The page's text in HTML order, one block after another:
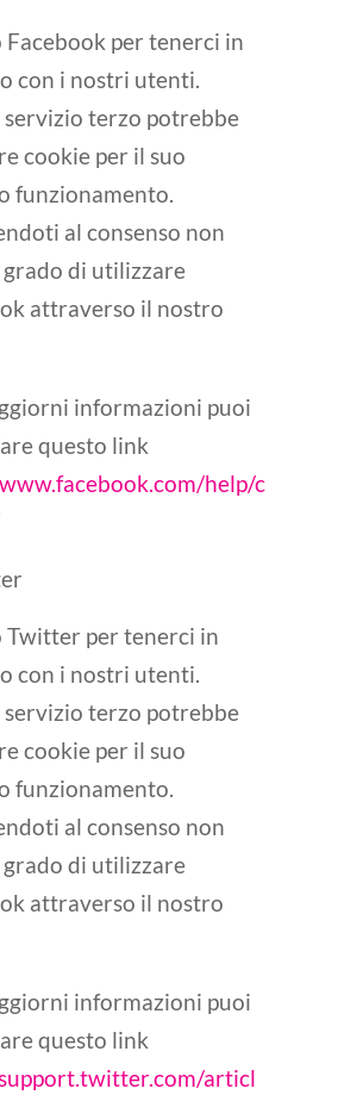
Facebook per tenerci in
con i nostri utenti.
servizio terzo potrebbe
cookie per il suo
funzionamento.
al consenso non
di utilizzare
attraverso il nostro
informazioni puoi
questo link
help/c
Twitter per tenerci in
con i nostri utenti.
servizio terzo potrebbe
cookie per il suo
funzionamento.
al consenso non
di utilizzare
attraverso il nostro
informazioni puoi
questo link
articl